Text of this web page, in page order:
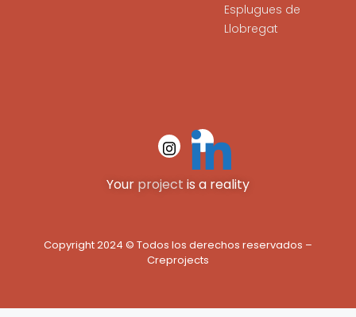
Esplugues de
Llobregat
Your project is a reality
Copyright 2024 © Todos los derechos reservados –
Creprojects